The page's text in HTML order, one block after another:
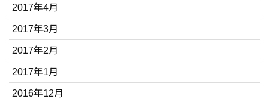
2017年4月
2017年3月
2017年2月
2017年1月
2016年12月